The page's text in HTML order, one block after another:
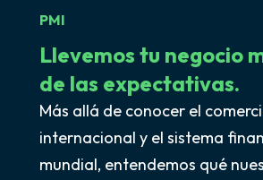
PMI
Llevemos tu negocio
de las expectativas.
Más allá de conocer el
internacional y el sistema
mundial, entendemos qué